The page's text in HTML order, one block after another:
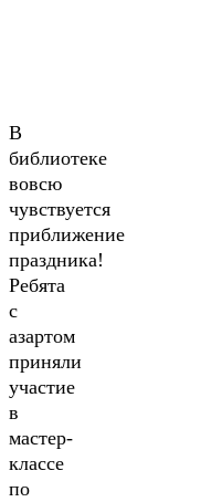
В
библиотеке
вовсю
чувствуется
приближение
праздника!
Ребята
с
азартом
приняли
участие
в
мастер-
классе
по